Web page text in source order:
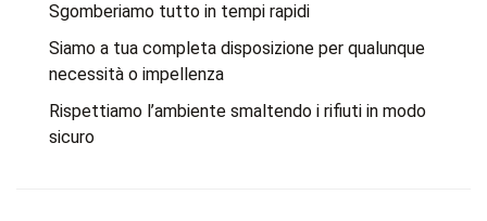
Sgomberiamo tutto in tempi rapidi
Siamo a tua completa disposizione per qualunque
necessità o impellenza
Rispettiamo l’ambiente smaltendo i rifiuti in modo
sicuro